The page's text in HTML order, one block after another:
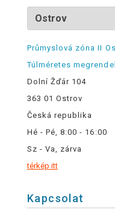
Průmyslová zóna II
Túlméretes
Dolní Žďár 104
363 01 Ostrov
Česká republika
Hé - Pé, 8:00 - 16:00
Sz - Va, zárva
térkép itt
Kapcsolat